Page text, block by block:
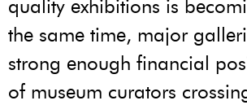
quality exhibitions is
the same time, major
strong enough financial
of museum curators